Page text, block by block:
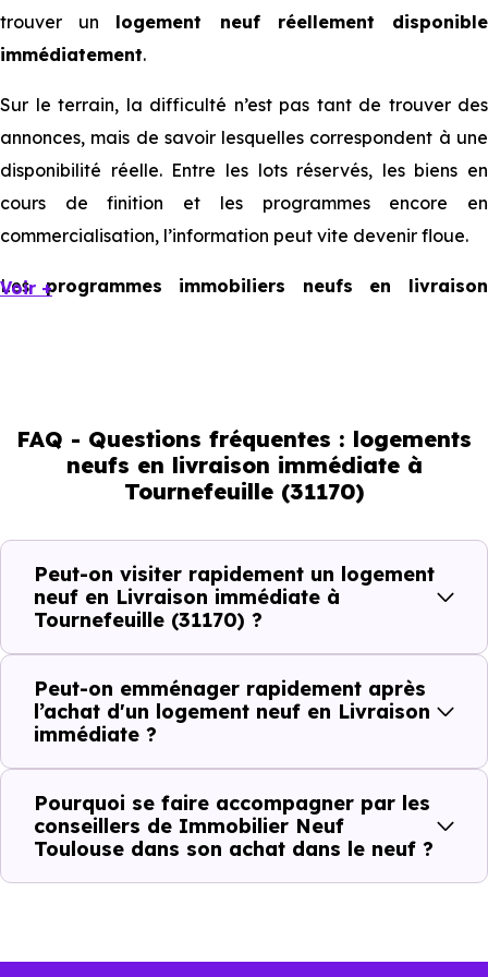
trouver un logement neuf réellement disponible
immédiatement.
Sur le terrain, la difficulté n’est pas tant de trouver des
annonces, mais de savoir lesquelles correspondent à une
disponibilité réelle. Entre les lots réservés, les biens en
cours de finition et les programmes encore en
commercialisation, l’information peut vite devenir floue.
Lesprogrammes immobiliers neufs en livraison
Livraison immédiate : ce que vous
pouvez réellement faire
Avec un
logement neuf en livraison immédiate à
Tournefeuille (31170) , vous êtes dans une logique très
concrète. Le logement neuf est là, vous pouvez le voir, et
le projet peut avancer rapidement.
Dans la pratique, voici comment cela se passe :
Action Ce que cela change pour vous
Visiter Vous voyez le bien tel qu’il est
Comparer Vous comparez des biens réels
Voir +
FAQ - Questions fréquentes : logements
neufs en livraison immédiate à
Tournefeuille (31170)
Peut-on visiter rapidement un logement
neuf en Livraison immédiate à
Tournefeuille (31170) ?
Peut-on emménager rapidement après
l’achat d'un logement neuf en Livraison
immédiate ?
Pourquoi se faire accompagner par les
conseillers de Immobilier Neuf
Toulouse dans son achat dans le neuf ?